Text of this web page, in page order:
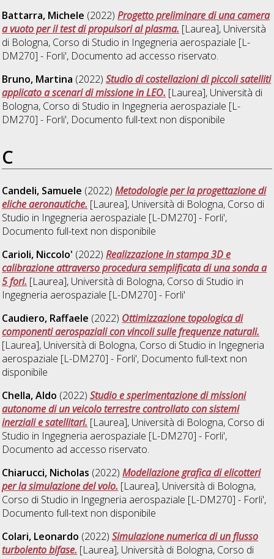
Battarra, Michele (2022)Progetto preliminare di una camera
a vuoto per il test di propulsori al plasma. [Laurea], Università
di Bologna, Corso di Studio in Ingegneria aerospaziale [L-
DM270] - Forli', Documento ad accesso riservato.
Bruno, Martina (2022)Studio di costellazioni di piccoli satelliti
applicato a scenari di missione in LEO. [Laurea], Università di
Bologna, Corso di Studio in Ingegneria aerospaziale [L-
DM270] - Forli', Documento full-text non disponibile
C
Candeli, Samuele (2022)Metodologie per la progettazione di
eliche aeronautiche. [Laurea], Università di Bologna, Corso di
Studio in Ingegneria aerospaziale [L-DM270] - Forli',
Documento full-text non disponibile
Carioli, Niccolo' (2022)Realizzazione in stampa 3D e
calibrazione attraverso procedura semplificata di una sonda a
5 fori. [Laurea], Università di Bologna, Corso di Studio in
Ingegneria aerospaziale [L-DM270] - Forli'
Caudiero, Raffaele (2022) Ottimizzazione topologica di
componenti aerospaziali con vincoli sulle frequenze naturali.
[Laurea], Università di Bologna, Corso di Studio in Ingegneria
aerospaziale [L-DM270] - Forli', Documento full-text non
disponibile
Chella, Aldo (2022)Studio e sperimentazione di missioni
autonome di un veicolo terrestre controllato con sistemi
inerziali e satellitari. [Laurea], Università di Bologna, Corso di
Studio in Ingegneria aerospaziale [L-DM270] - Forli',
Documento ad accesso riservato.
Chiarucci, Nicholas (2022)Modellazione grafica di elicotteri
per la simulazione del volo. [Laurea], Università di Bologna,
Corso di Studio in Ingegneria aerospaziale [L-DM270] - Forli',
Documento full-text non disponibile
Colari, Leonardo (2022)Simulazione numerica di un flusso
turbolento bifase. [Laurea], Università di Bologna, Corso di